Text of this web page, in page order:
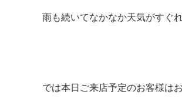
雨も続いてなかなか天気がすぐ
では本日ご来店予定のお客様は